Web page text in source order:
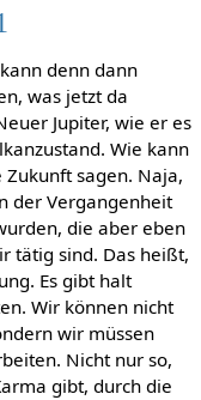
denn dann
was jetzt da
Jupiter, wie er es
Wie kann
sagen. Naja,
der Vergangenheit
die aber eben
tätig sind. Das heißt,
Es gibt halt
Wir können nicht
wir müssen
Nicht nur so,
gibt, durch die